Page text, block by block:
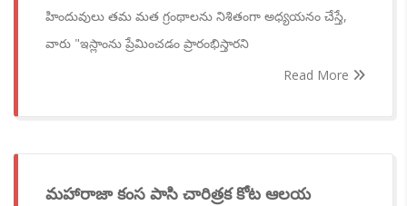
హిందువులు తమ మత గ్రంథాలను నిశితంగా అధ్యయనం చేస్తే,
వారు "ఇస్లాంను ప్రేమించడం ప్రారంభిస్తారని
Read More
మహారాజా కంస పాసి చారిత్రక కోట ఆలయ